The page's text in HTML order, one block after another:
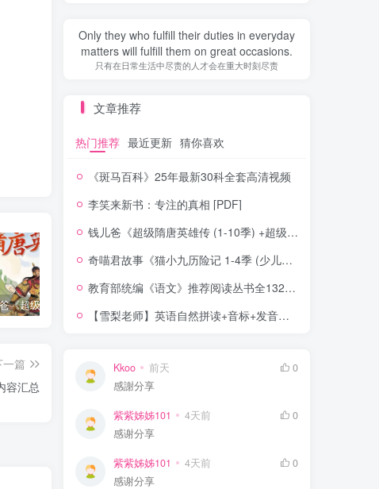
一篇
容汇总
Only they who fulfill their duties in everyday
matters will fulfill them on great occasions.
只有在日常生活中尽责的人才会在重大时刻尽责
文章推荐
热门推荐 最近更新 猜你喜欢
《斑马百科》25年最新30科全套高清视频
李笑来新书：专注的真相 [PDF]
钱儿爸《超级隋唐英雄传 (1-10季) +超级隋唐英雄后传 (1-4季）
奇喵君故事《猫小九历险记 1-4季 (少儿大型奇幻冒险之旅)
教育部统编《语文》推荐阅读丛书全132种143册
【雪梨老师】英语自然拼读+音标+发音规则（精品课三合一）
Kkoo 前天
0
感謝分享
紫紫姊姊101 4天前
0
感谢分享
紫紫姊姊101 4天前
0
感谢分享